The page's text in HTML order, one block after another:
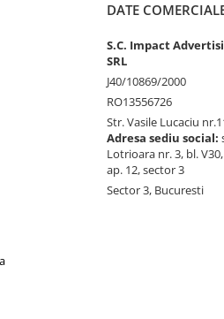
DATE
S.C. Impact
SRL
J40/10869/2000
RO13556726
Str. Vasile Lucaciu
Adresa sediu social:
Lotrioara nr. 3, bl. V30,
ap. 12, sector 3
Sector 3, Bucuresti